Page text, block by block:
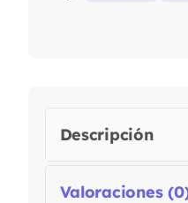
Descripción
Valoraciones